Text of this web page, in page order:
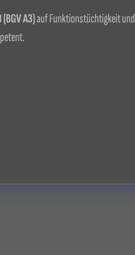
A3)auf Funktionstüchtigkeit und